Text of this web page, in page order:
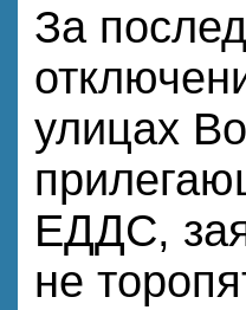
За
улицах
ЕДДС,
не